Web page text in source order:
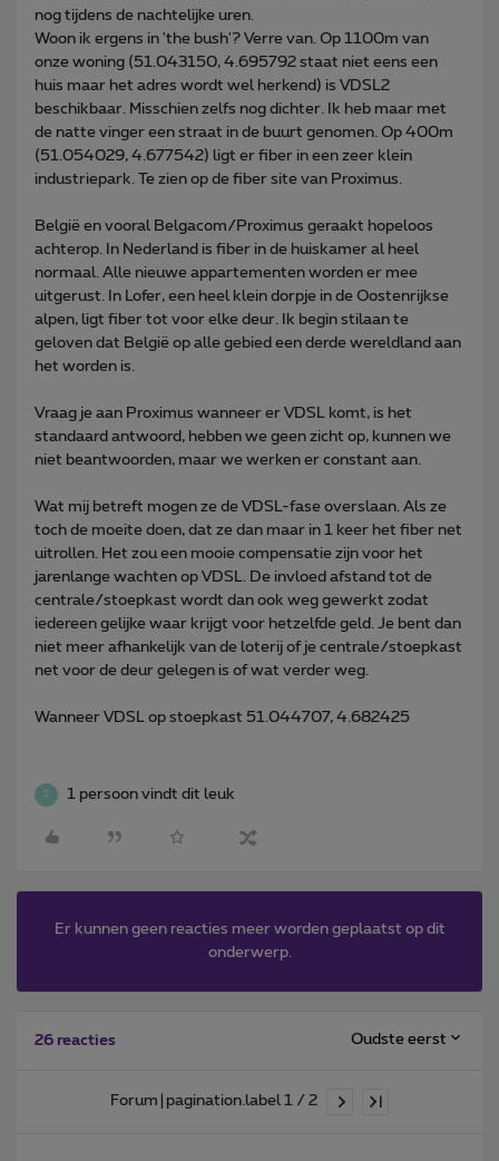
nog tijdens de nachtelijke uren.
Woon ik ergens in 'the bush'? Verre van. Op 1100m van
onze woning (51.043150, 4.695792 staat niet eens een
huis maar het adres wordt wel herkend) is VDSL2
beschikbaar. Misschien zelfs nog dichter. Ik heb maar met
de natte vinger een straat in de buurt genomen. Op 400m
(51.054029, 4.677542) ligt er fiber in een zeer klein
industriepark. Te zien op de fiber site van Proximus.
België en vooral Belgacom/Proximus geraakt hopeloos
achterop. In Nederland is fiber in de huiskamer al heel
normaal. Alle nieuwe appartementen worden er mee
uitgerust. In Lofer, een heel klein dorpje in de Oostenrijkse
alpen, ligt fiber tot voor elke deur. Ik begin stilaan te
geloven dat België op alle gebied een derde wereldland aan
het worden is.
Vraag je aan Proximus wanneer er VDSL komt, is het
standaard antwoord, hebben we geen zicht op, kunnen we
niet beantwoorden, maar we werken er constant aan.
Wat mij betreft mogen ze de VDSL-fase overslaan. Als ze
toch de moeite doen, dat ze dan maar in 1 keer het fiber net
uitrollen. Het zou een mooie compensatie zijn voor het
jarenlange wachten op VDSL. De invloed afstand tot de
centrale/stoepkast wordt dan ook weg gewerkt zodat
iedereen gelijke waar krijgt voor hetzelfde geld. Je bent dan
niet meer afhankelijk van de loterij of je centrale/stoepkast
net voor de deur gelegen is of wat verder weg.
Wanneer VDSL op stoepkast 51.044707, 4.682425
S 1 persoon vindt dit leuk
Er kunnen geen reacties meer worden geplaatst op dit
onderwerp.
26 reacties Oudste eerst
Forum|pagination.label 1 / 2